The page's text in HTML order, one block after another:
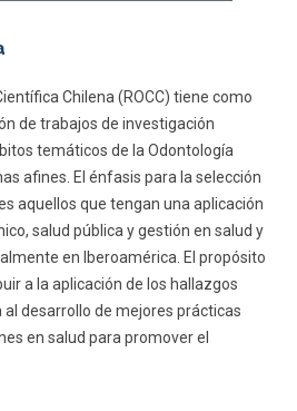
Chilena (ROCC) tiene como
de trabajos de investigación
temáticos de la Odontología
afines. El énfasis para la selección
aquellos que tengan una aplicación
salud pública y gestión en salud y
en Iberoamérica. El propósito
a la aplicación de los hallazgos
desarrollo de mejores prácticas
en salud para promover el